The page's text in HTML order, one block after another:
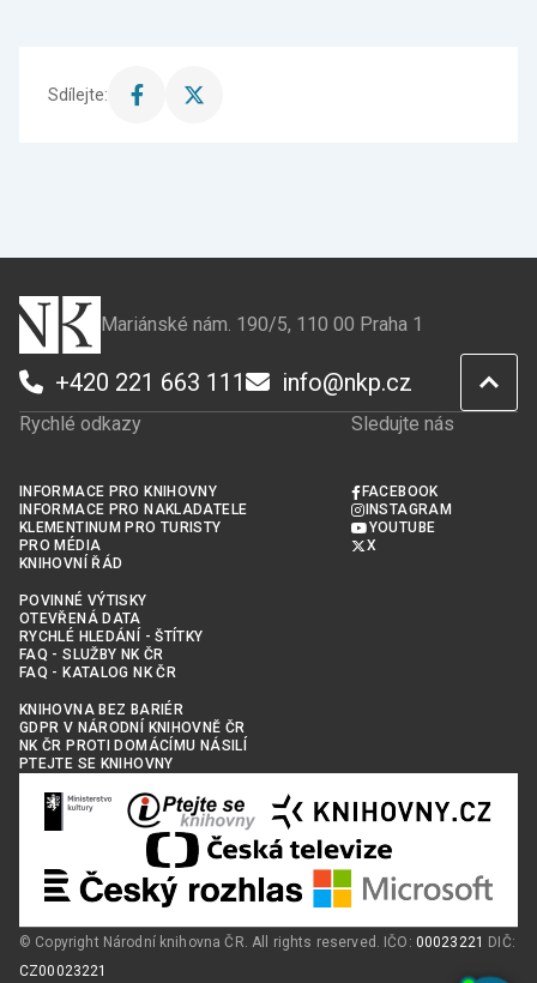
Sdílejte:
Sdílet
Sdílet
Mariánské nám. 190/5, 110 00 Praha 1
+420 221 663 111 info@nkp.cz
Rychlé odkazy
INFORMACE PRO KNIHOVNY
INFORMACE PRO NAKLADATELE
KLEMENTINUM PRO TURISTY
PRO MÉDIA
KNIHOVNÍ ŘÁD
POVINNÉ VÝTISKY
OTEVŘENÁ DATA
RYCHLÉ HLEDÁNÍ - ŠTÍTKY
FAQ - SLUŽBY NK ČR
FAQ - KATALOG NK ČR
KNIHOVNA BEZ BARIÉR
GDPR V NÁRODNÍ KNIHOVNĚ ČR
NK ČR PROTI DOMÁCÍMU NÁSILÍ
PTEJTE SE KNIHOVNY
Sledujte nás
FACEBOOK
INSTAGRAM
YOUTUBE
X
© Copyright Národní knihovna ČR. All rights reserved. IČO: 00023221 DIČ:
CZ00023221